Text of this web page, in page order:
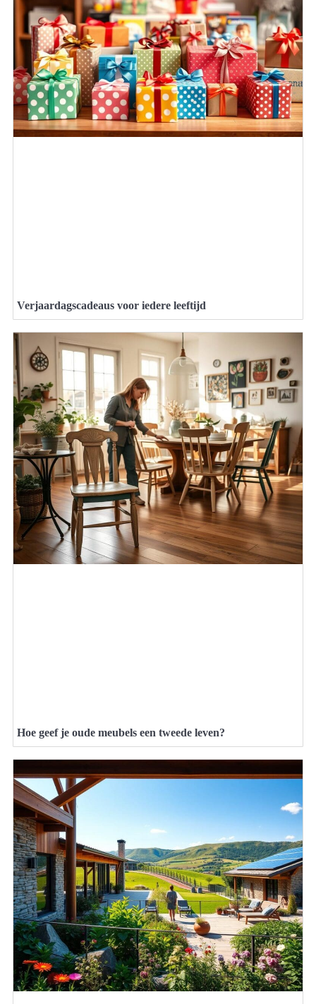
Verjaardagscadeaus voor iedere leeftijd
Hoe geef je oude meubels een tweede leven?